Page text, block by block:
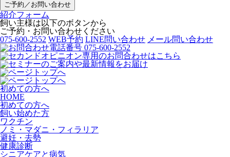
ご予約／お問い合わせ
紹介フォーム
飼い主様は以下のボタンから
ご予約・お問い合わせください
075-600-2552 WEB予約 LINE問い合わせ メール問い合わせ
初めての方へ
HOME
初めての方へ
飼い始めた方
ワクチン
ノミ・マダニ・フィラリア
避妊・去勢
健康診断
シニアケアと病気